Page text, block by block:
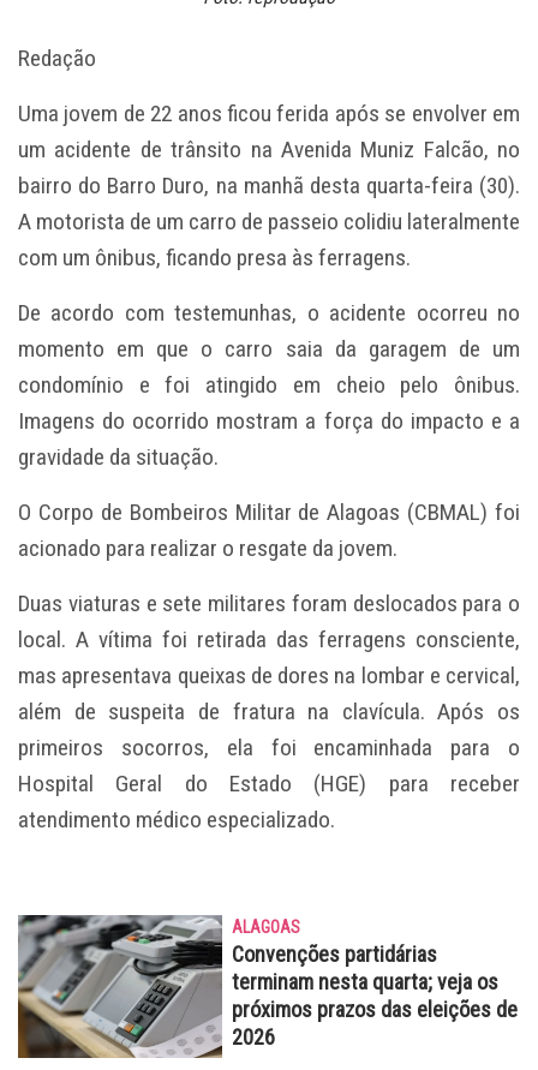
Redação
Uma jovem de 22 anos ficou ferida após se envolver em
um acidente de trânsito na Avenida Muniz Falcão, no
bairro do Barro Duro, na manhã desta quarta-feira (30).
A motorista de um carro de passeio colidiu lateralmente
com um ônibus, ficando presa às ferragens.
De acordo com testemunhas, o acidente ocorreu no
momento em que o carro saia da garagem de um
condomínio e foi atingido em cheio pelo ônibus.
Imagens do ocorrido mostram a força do impacto e a
gravidade da situação.
O Corpo de Bombeiros Militar de Alagoas (CBMAL) foi
acionado para realizar o resgate da jovem.
Duas viaturas e sete militares foram deslocados para o
local. A vítima foi retirada das ferragens consciente,
mas apresentava queixas de dores na lombar e cervical,
além de suspeita de fratura na clavícula. Após os
primeiros socorros, ela foi encaminhada para o
Hospital Geral do Estado (HGE) para receber
atendimento médico especializado.
ALAGOAS
Convenções partidárias
terminam nesta quarta; veja os
próximos prazos das eleições de
2026